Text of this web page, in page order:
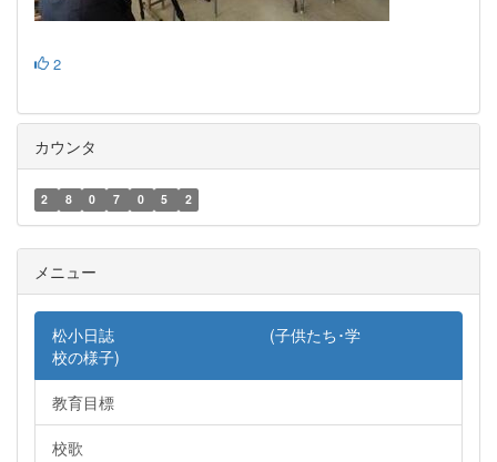
2
カウンタ
2 8 0 7 0 5 2
メニュー
松小日誌 (子供たち･学
校の様子)
教育目標
校歌